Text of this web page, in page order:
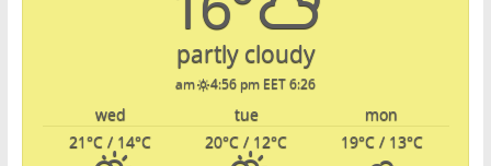
partly cloudy
6:26 am
4:56 pm EET
mon
tue
wed
19°C/ 13°C
20°C / 12°C
21°C / 14°C